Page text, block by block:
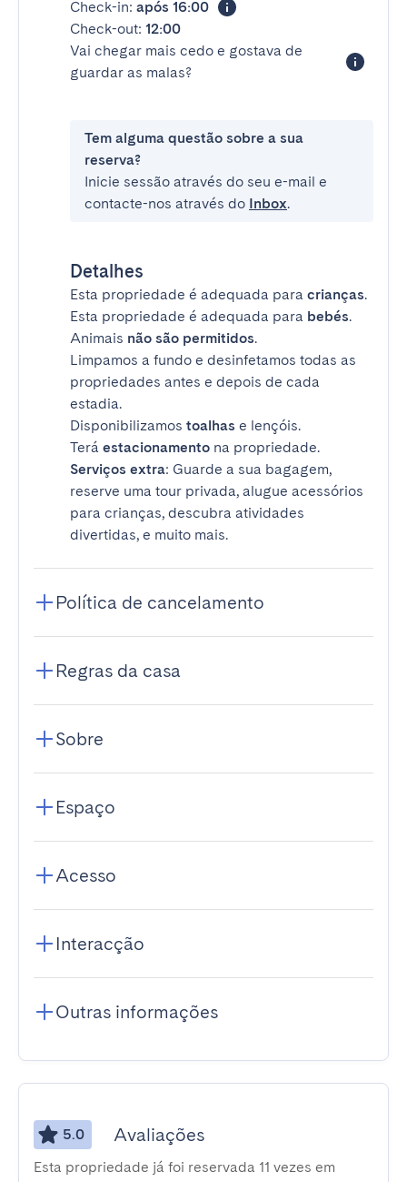
Check-in: após 16:00
Check-out: 12:00
Vai chegar mais cedo e gostava de
guardar as malas?
Tem alguma questão sobre a sua
reserva?
Inicie sessão através do seu e-mail e
contacte-nos através do Inbox.
Detalhes
Esta propriedade é adequada para crianças.
Esta propriedade é adequada para bebés.
Animais não são permitidos.
Limpamos a fundo e desinfetamos todas as
propriedades antes e depois de cada
estadia.
Disponibilizamos toalhas e lençóis.
Terá estacionamento na propriedade.
Serviços extra: Guarde a sua bagagem,
reserve uma tour privada, alugue acessórios
para crianças, descubra atividades
divertidas, e muito mais.
Política de cancelamento
Regras da casa
Sobre
Espaço
Acesso
Interacção
Outras informações
5.0 Avaliações
Esta propriedade já foi reservada 11 vezes em